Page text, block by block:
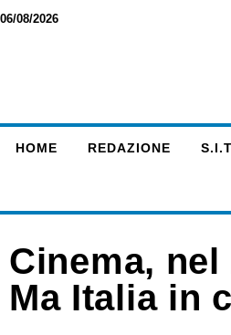
06/08/2026
HOME REDAZIONE
Cinema,
Ma Italia in